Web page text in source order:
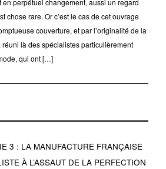
en perpétuel changement, aussi un regard
chose rare. Or c’est le cas de cet ouvrage
couverture, et par l’originalité de la
là des spécialistes particulièrement
qui ont […]
3 : LA MANUFACTURE FRANÇAISE
À L’ASSAUT DE LA PERFECTION